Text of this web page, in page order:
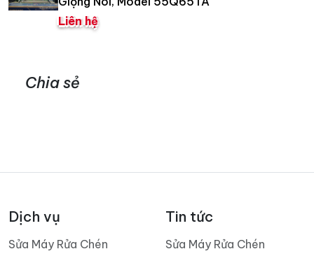
Liên hệ
Chia sẻ
Dịch vụ
Sửa Máy Rửa Chén
Tin tức
Sửa Máy Rửa Chén